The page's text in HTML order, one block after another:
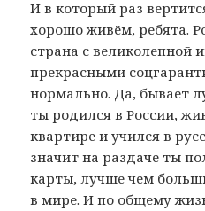
И в который раз
хорошо живём, ребята.
страна с великолепной
прекрасными
нормально. Да, бывает
ты родился в России,
квартире и учился в
значит на раздаче ты
карты, лучше чем
в мире. И по общему